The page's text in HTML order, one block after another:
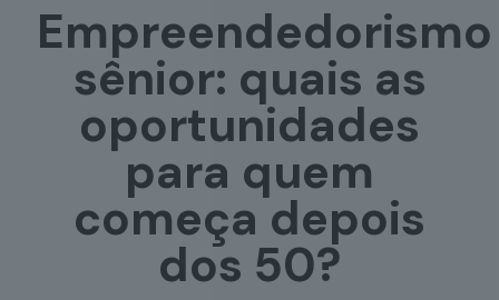
Empreendedorismo
sênior: quais as
oportunidades
para quem
começa depois
dos 50?